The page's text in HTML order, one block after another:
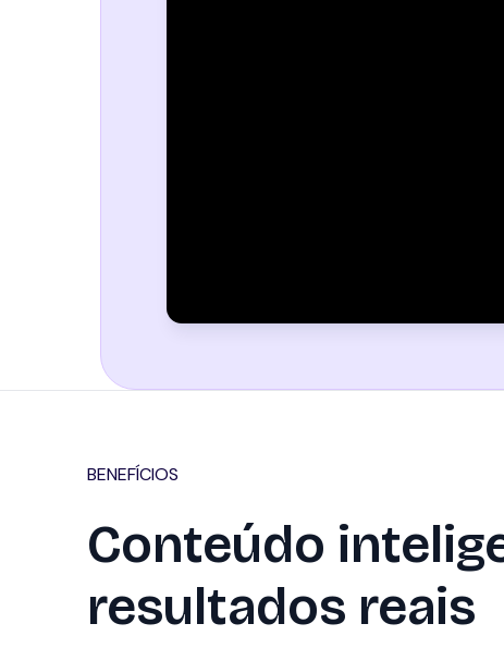
BENEFÍCIOS
Conteúdo
resultados reais